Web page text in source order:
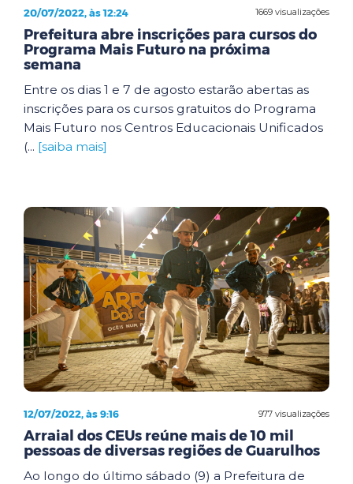
1669 visualizações
20/07/2022, às 12:24
Prefeitura abre inscrições para cursos do
Programa Mais Futuro na próxima
semana
Entre os dias 1 e 7 de agosto estarão abertas as
inscrições para os cursos gratuitos do Programa
Mais Futuro nos Centros Educacionais Unificados
(... [saiba mais]
977 visualizações
12/07/2022, às 9:16
Arraial dos CEUs reúne mais de 10 mil
pessoas de diversas regiões de Guarulhos
Ao longo do último sábado (9) a Prefeitura de